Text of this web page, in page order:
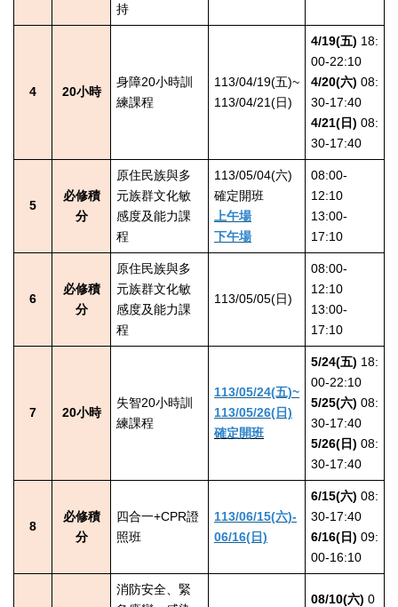
持
4 20小時
身障20小時訓
練課程
113/04/19(五)~
113/04/21(日)
4/19(五) 18:
00-22:10
4/20(六) 08:
30-17:40
4/21(日) 08:
30-17:40
5
必修積
分
原住民族與多
元族群文化敏
感度及能力課
程
113/05/04(六)
確定開班
上午場
下午場
08:00-
12:10
13:00-
17:10
6
必修積
分
原住民族與多
元族群文化敏
感度及能力課
程
113/05/05(日)
08:00-
12:10
13:00-
17:10
7 20小時
失智20小時訓
練課程
113/05/24(五)~
113/05/26(日)
確定開班
5/24(五) 18:
00-22:10
5/25(六) 08:
30-17:40
5/26(日) 08:
30-17:40
8
必修積
分
四合一+CPR證
照班
113/06/15(六)-
06/16(日)
6/15(六) 08:
30-17:40
6/16(日) 09:
00-16:10
消防安全、緊
08/10(六) 0